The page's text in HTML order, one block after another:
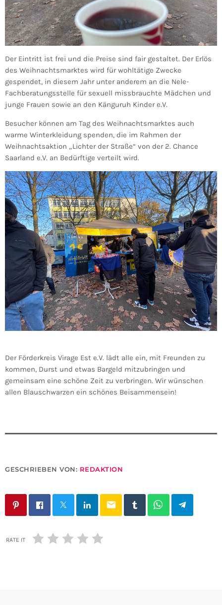
Der Eintritt ist frei und die Preise sind fair gestaltet. Der Erlös
des Weihnachtsmarktes wird für wohltätige Zwecke
gespendet, in diesem Jahr unter anderem an die Nele-
Fachberatungsstelle für sexuell missbrauchte Mädchen und
junge Frauen sowie an den Känguruh Kinder e.V.
Besucher können am Tag des Weihnachtsmarktes auch
warme Winterkleidung spenden, die im Rahmen der
Weihnachtsaktion „Lichter der Straße“ von der 2. Chance
Saarland e.V. an Bedürftige verteilt wird.
Der Förderkreis Virage Est e.V. lädt alle ein, mit Freunden zu
kommen, Durst und etwas Bargeld mitzubringen und
gemeinsam eine schöne Zeit zu verbringen. Wir wünschen
allen Blauschwarzen ein schönes Beisammensein!
GESCHRIEBEN VON: REDAKTION
email
RATE IT